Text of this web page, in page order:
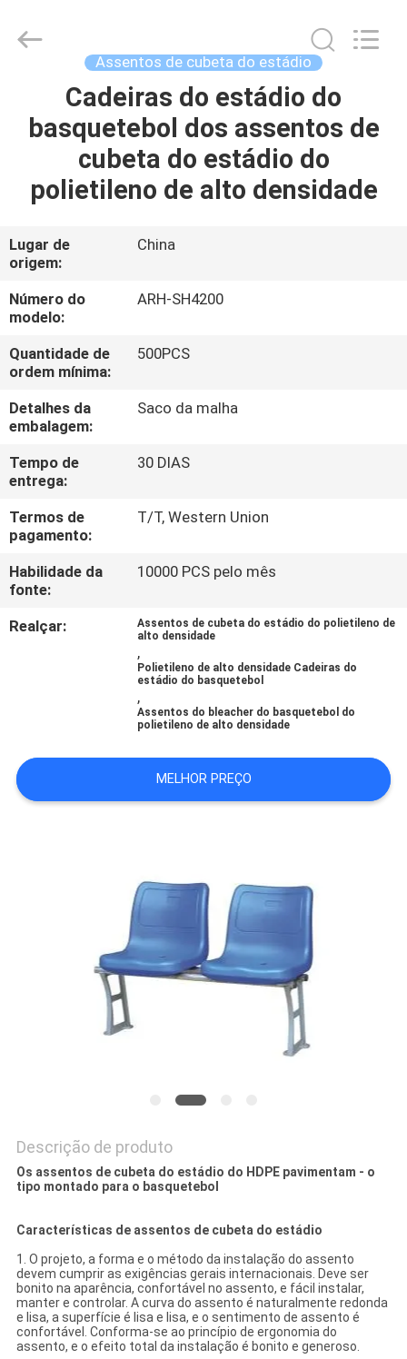
CASA
PRODUTOS
SOBRE
NÓS
EXCURSÃO
DA
FÁBRICA
CONTROLE
DA
QUALIDADE
CONTACTE-
NOS
BLOG
CITAÇÕES
MAPA
Commercial
Co.,Ltd.
Assentos de cubeta do estádio
Cadeiras do estádio do
basquetebol dos assentos de
cubeta do estádio do
polietileno de alto densidade
Lugar de
origem:
China
Número do
modelo:
ARH-SH4200
Quantidade de
ordem mínima:
500PCS
Detalhes da
embalagem:
Saco da malha
Tempo de
entrega:
30 DIAS
Termos de
pagamento:
T/T, Western Union
Habilidade da
fonte:
10000 PCS pelo mês
Realçar:
Assentos de cubeta do estádio do polietileno de
alto densidade
,
Polietileno de alto densidade Cadeiras do
estádio do basquetebol
,
Assentos do bleacher do basquetebol do
polietileno de alto densidade
MELHOR PREÇO
Descrição de produto
Os assentos de cubeta do estádio do HDPE pavimentam - o
tipo montado para o basquetebol
Características de assentos de cubeta do estádio
1. O projeto, a forma e o método da instalação do assento
devem cumprir as exigências gerais internacionais. Deve ser
bonito na aparência, confortável no assento, e fácil instalar,
manter e controlar. A curva do assento é naturalmente redonda
e lisa, a superfície é lisa e lisa, e o sentimento de assento é
confortável. Conforma-se ao princípio de ergonomia do
assento, e o efeito total da instalação é bonito e generoso.